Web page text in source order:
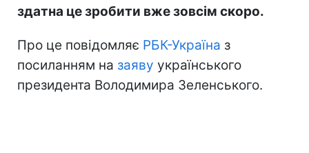
здатна це зробити вже зовсім скоро.
Про це повідомляє РБК-Україна з
посиланням на заяву українського
президента Володимира Зеленського.